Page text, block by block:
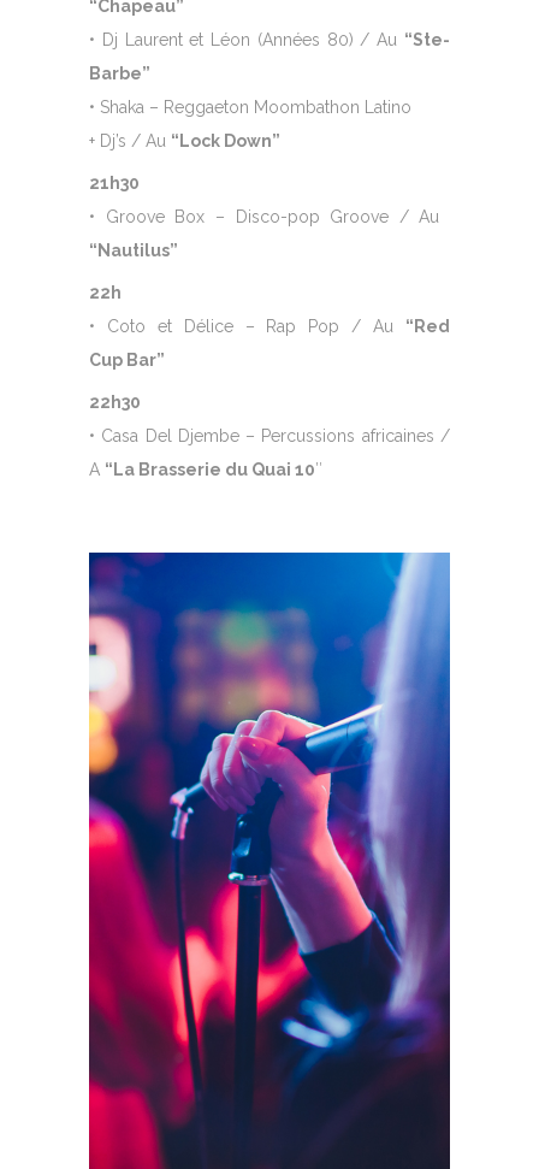
“Chapeau”
• Dj Laurent et Léon (Années 80) / Au “Ste-
Barbe”
• Shaka – Reggaeton Moombathon Latino
+ Dj’s / Au “Lock Down”
21h30
• Groove Box – Disco-pop Groove / Au
“Nautilus”
22h
• Coto et Délice – Rap Pop / Au “Red
Cup Bar”
22h30
• Casa Del Djembe – Percussions africaines /
A “La Brasserie du Quai 10″